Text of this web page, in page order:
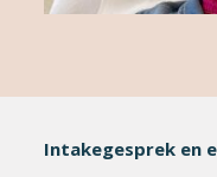
Intakegesprek en